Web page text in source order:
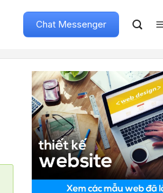
Chat Messenger